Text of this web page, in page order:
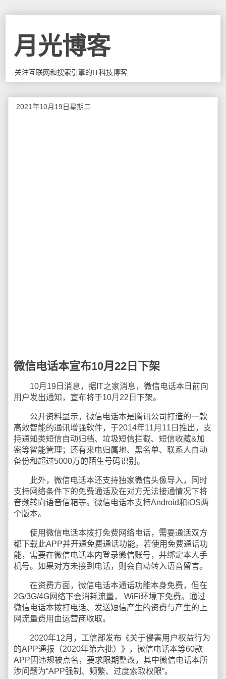
月光博客
关注互联网和搜索引擎的IT科技博客
2021年10月19日星期二
微信电话本宣布10月22日下架
10月19日消息，据IT之家消息，微信电话本日前向
用户发出通知，宣布将于10月22日下架。
公开资料显示，微信电话本是腾讯公司打造的一款
高效智能的通讯增强软件，于2014年11月11日推出，支
持通知类短信自动归档、垃圾短信拦截、短信收藏&加
密等智能管理；还有来电归属地、黑名单、联系人自动
备份和超过5000万的陌生号码识别。
此外，微信电话本还支持独家微信头像导入，同时
支持网络条件下的免费通话及在对方无法接通情况下将
音频转向语音信箱等。微信电话本支持Android和iOS两
个版本。
使用微信电话本拨打免费网络电话，需要通话双方
都下载此APP并开通免费通话功能。若使用免费通话功
能，需要在微信电话本内登录微信账号，并绑定本人手
机号。如果对方未接到电话，则会自动转入语音留言。
在资费方面，微信电话本通话功能本身免费，但在
2G/3G/4G网络下会消耗流量， WiFi环境下免费。通过
微信电话本拨打电话、发送短信产生的资费与产生的上
网流量费用由运营商收取。
2020年12月，工信部发布《关于侵害用户权益行为
的APP通报（2020年第六批）》，微信电话本等60款
APP因违规被点名，要求限期整改，其中微信电话本所
涉问题为“APP强制、频繁、过度索取权限”。